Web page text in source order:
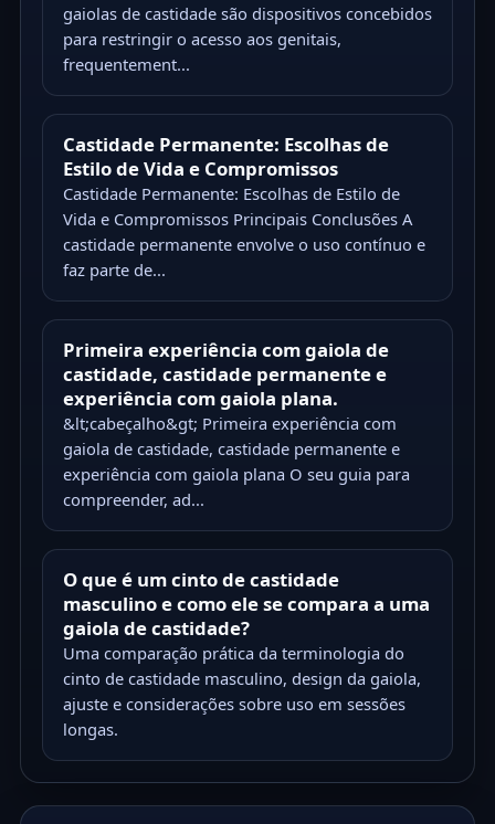
gaiolas de castidade são dispositivos concebidos
para restringir o acesso aos genitais,
frequentement...
Castidade Permanente: Escolhas de
Estilo de Vida e Compromissos
Castidade Permanente: Escolhas de Estilo de
Vida e Compromissos Principais Conclusões A
castidade permanente envolve o uso contínuo e
faz parte de...
Primeira experiência com gaiola de
castidade, castidade permanente e
experiência com gaiola plana.
&lt;cabeçalho&gt; Primeira experiência com
gaiola de castidade, castidade permanente e
experiência com gaiola plana O seu guia para
compreender, ad...
O que é um cinto de castidade
masculino e como ele se compara a uma
gaiola de castidade?
Uma comparação prática da terminologia do
cinto de castidade masculino, design da gaiola,
ajuste e considerações sobre uso em sessões
longas.